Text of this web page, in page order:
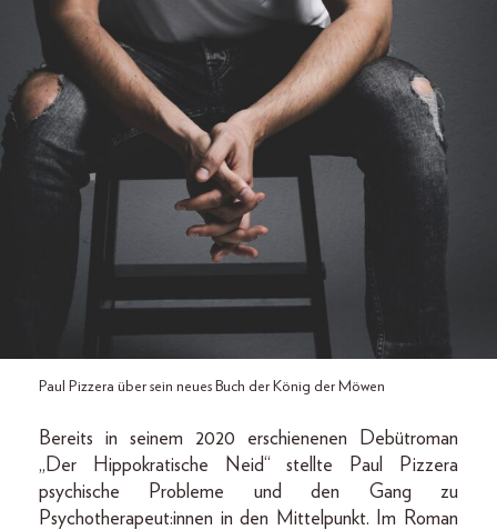
Paul Pizzera über sein neues Buch der König der Möwen
Bereits in seinem 2020 erschienenen Debütroman
„Der Hippokratische Neid“ stellte Paul Pizzera
psychische Probleme und den Gang zu
Psychotherapeut:innen in den Mittelpunkt. Im Roman